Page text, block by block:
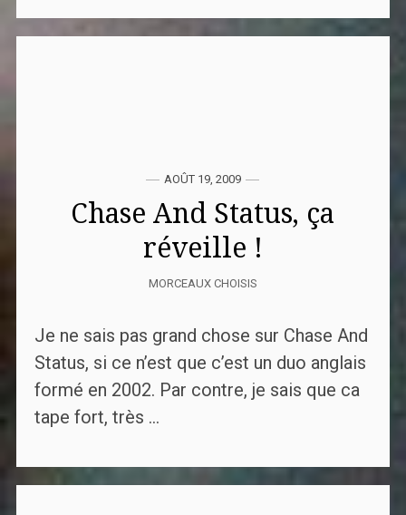
AOÛT 19, 2009
Chase And Status, ça
réveille !
MORCEAUX CHOISIS
Je ne sais pas grand chose sur Chase And
Status, si ce n’est que c’est un duo anglais
formé en 2002. Par contre, je sais que ca
tape fort, très ...